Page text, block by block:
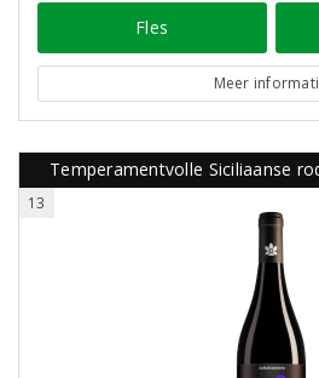
Fles
Meer
Temperamentvolle Siciliaanse
13